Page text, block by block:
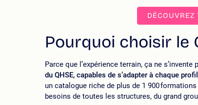
Pourquoi choisir le
Parce que l’expérience terrain, ça ne s’invente
du QHSE, capables de s’adapter à chaque
un catalogue riche de plus de 1 900
besoins de toutes les structures, du grand